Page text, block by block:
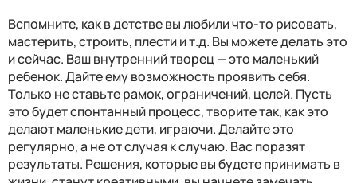
Вспомните, как в детстве вы любили что-то рисовать,
мастерить, строить, плести и т.д. Вы можете делать это
и сейчас. Ваш внутренний творец — это маленький
ребенок. Дайте ему возможность проявить себя.
Только не ставьте рамок, ограничений, целей. Пусть
это будет спонтанный процесс, творите так, как это
делают маленькие дети, играючи. Делайте это
регулярно, а не от случая к случаю. Вас поразят
результаты. Решения, которые вы будете принимать в